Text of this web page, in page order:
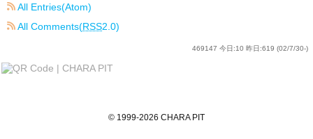
All Entries(Atom)
All Comments(RSS2.0)
469147 今日:10 昨日:619 (02/7/30-)
© 1999-2026 CHARA PIT